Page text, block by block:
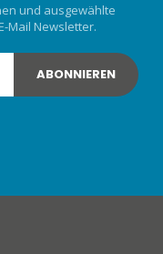
und ausgewählte
Mail Newsletter.
ABONNIEREN